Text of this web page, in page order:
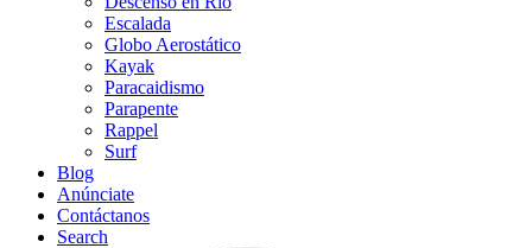
Escalada
Globo Aerostático
Kayak
Paracaidismo
Parapente
Rappel
Surf
Blog
Anúnciate
Contáctanos
Search